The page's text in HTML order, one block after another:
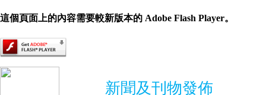
這個頁面上的內容需要較新版本的 Adobe Flash Player。
新聞及刊物發佈